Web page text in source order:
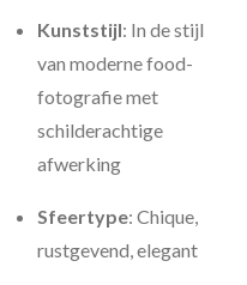
Kunststijl: In de stijl
van moderne food-
fotografie met
schilderachtige
afwerking
Sfeertype: Chique,
rustgevend, elegant